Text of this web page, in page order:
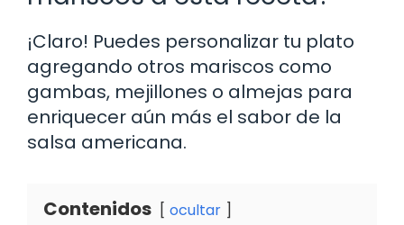
¡Claro! Puedes personalizar tu plato
agregando otros mariscos como
gambas, mejillones o almejas para
enriquecer aún más el sabor de la
salsa americana.
Contenidos ocultar